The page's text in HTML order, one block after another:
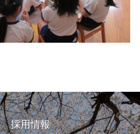
採用情報